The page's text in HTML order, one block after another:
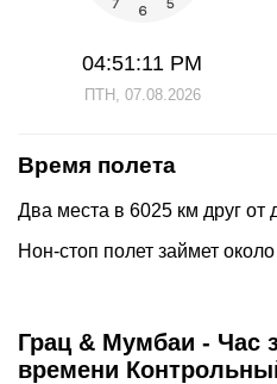
04:51:12 PM
ПТН, 07.08.2026
Время полета
Два места в 6025 км друг от
Нон-стоп полет займет
Грац & Мумбаи - Час
времени